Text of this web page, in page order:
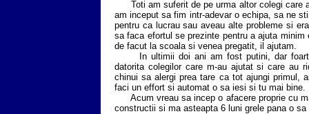
Toti am suferit de pe urma altor colegi care
am inceput sa fim intr-adevar o echipa, sa ne
pentru ca lucrau sau aveau alte probleme si
sa faca efortul se prezinte pentru a ajuta
de facut la scoala si venea pregatit, il ajutam.
In ultimii doi ani am fost putini, dar
datorita colegilor care m-au ajutat si care au
chinui sa alergi prea tare ca tot ajungi primul,
faci un effort si automat o sa iesi si tu mai bine.
Acum vreau sa incep o afacere proprie cu
constructii si ma asteapta 6 luni grele pana o